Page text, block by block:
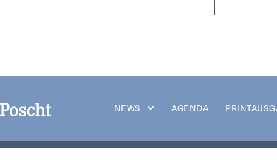
NEWS AGENDA